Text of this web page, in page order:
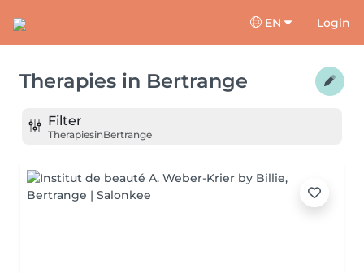
EN Login
Therapies in Bertrange
Filter
TherapiesinBertrange